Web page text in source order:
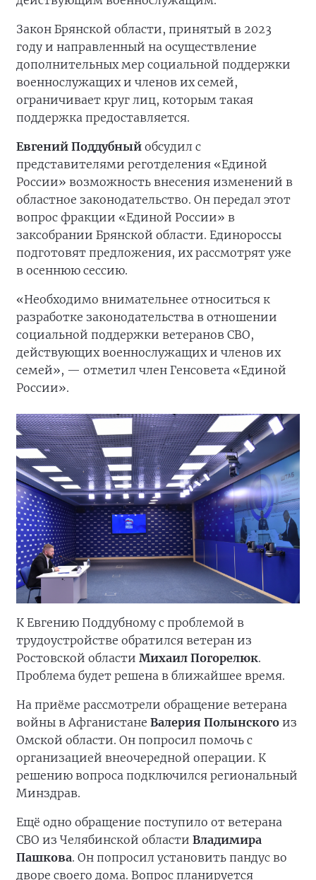
Закон Брянской области, принятый в 2023
году и направленный на осуществление
дополнительных мер социальной поддержки
военнослужащих и членов их семей,
ограничивает круг лиц, которым такая
поддержка предоставляется.
Евгений Поддубный обсудил с
представителями реготделения «Единой
России» возможность внесения изменений в
областное законодательство. Он передал этот
вопрос фракции «Единой России» в
заксобрании Брянской области. Единороссы
подготовят предложения, их рассмотрят уже
в осеннюю сессию.
«Необходимо внимательнее относиться к
разработке законодательства в отношении
социальной поддержки ветеранов СВО,
действующих военнослужащих и членов их
семей», — отметил член Генсовета «Единой
России».
К Евгению Поддубному с проблемой в
трудоустройстве обратился ветеран из
Ростовской области Михаил Погорелюк.
Проблема будет решена в ближайшее время.
На приёме рассмотрели обращение ветерана
войны в Афганистане Валерия Полынского из
Омской области. Он попросил помочь с
организацией внеочередной операции. К
решению вопроса подключился региональный
Минздрав.
Ещё одно обращение поступило от ветерана
СВО из Челябинской области Владимира
Пашкова. Он попросил установить пандус во
дворе своего дома. Вопрос планируется